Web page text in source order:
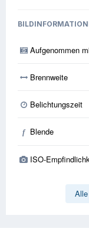
Aufgenommen
Brennweite
Belichtungszeit
f Blende
ISO-